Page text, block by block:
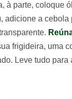
à parte, coloque
adicione a cebola
frigideira, uma
Leve tudo para